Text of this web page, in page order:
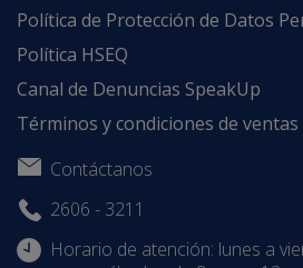
Política de Protección de Datos
Política HSEQ
Canal de Denuncias SpeakUp
Términos y condiciones de ventas
Contáctanos
2606 - 3211
Horario de atención: lunes a